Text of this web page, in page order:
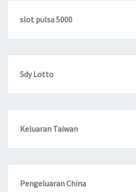
slot pulsa 5000
Sdy Lotto
Keluaran Taiwan
Pengeluaran China